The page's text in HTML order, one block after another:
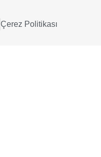
Çerez Politikası